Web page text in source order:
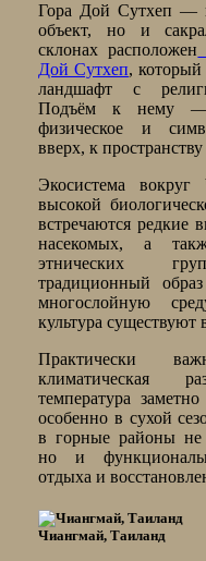
Гора Дой Сутхеп —
объект, но и
склонах расположен
Дой Сутхеп, который
ландшафт с
Подъём к нему —
физическое и
вверх, к
Экосистема вокруг
высокой
встречаются редкие
насекомых, а
этнических
традиционный
многослойную
культура существуют
Практически
климатическая
температура
особенно в сухой
в горные районы не
но и
отдыха и
Чиангмай, Таиланд